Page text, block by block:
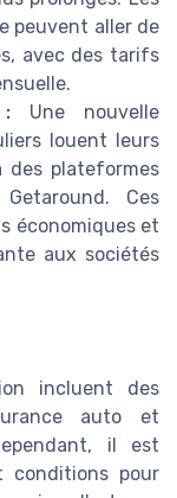
peuvent aller de
avec des tarifs
Une nouvelle
louent leurs
des plateformes
Ces
économiques et
aux sociétés
incluent des
auto et
il est
conditions pour